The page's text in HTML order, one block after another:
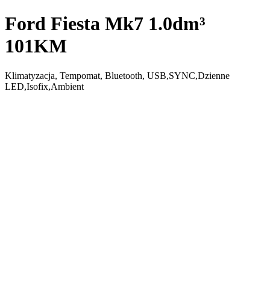
Ford Fiesta Mk7 1.0dm³
101KM
Klimatyzacja, Tempomat, Bluetooth, USB,SYNC,Dzienne
LED,Isofix,Ambient